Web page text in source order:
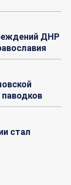
ДНР
стал